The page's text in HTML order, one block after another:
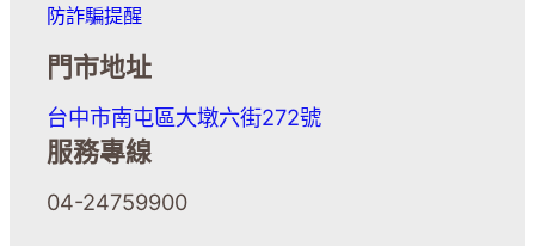
防詐騙提醒
門市地址
台中市南屯區大墩六街272號
服務專線
04-24759900